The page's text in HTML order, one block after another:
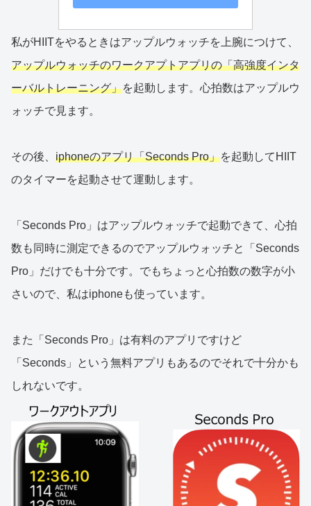
私がHIITをやるときはアップルウォッチを上腕につけて、
アップルウォッチのワークアプトアプリの「高強度インタ
ーバルトレーニング」を起動します。心拍数はアップルウ
ォッチで見ます。
その後、 iphoneのアプリ「Seconds Pro」を起動してHIIT
のタイマーを起動させて運動します。
「Seconds Pro」はアップルウォッチで起動できて、心拍
数も同時に測定できるのでアップルウォッチと「Seconds
Pro」だけでも十分です。でもちょっと心拍数の数字が小
さいので、私はiphoneも使っています。
また「Seconds Pro」は有料のアプリですけど
「Seconds」という無料アプリもあるのでそれで十分かも
しれないです。